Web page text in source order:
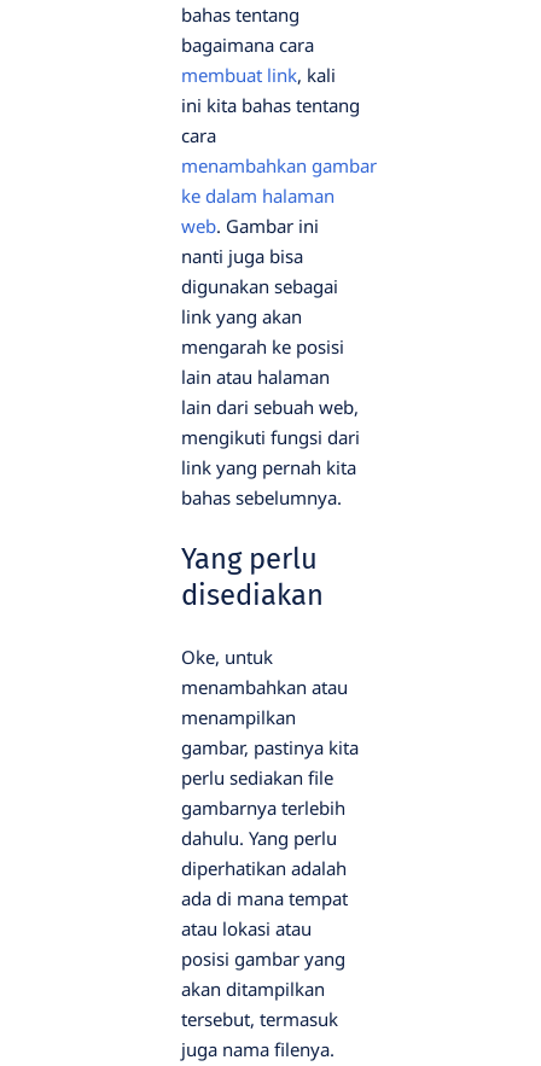
bahas tentang
bagaimana cara
membuat link, kali
ini kita bahas tentang
cara
menambahkan gambar
ke dalam halaman
web. Gambar ini
nanti juga bisa
digunakan sebagai
link yang akan
mengarah ke posisi
lain atau halaman
lain dari sebuah web,
mengikuti fungsi dari
link yang pernah kita
bahas sebelumnya.
Yang perlu
disediakan
Oke, untuk
menambahkan atau
menampilkan
gambar, pastinya kita
perlu sediakan file
gambarnya terlebih
dahulu. Yang perlu
diperhatikan adalah
ada di mana tempat
atau lokasi atau
posisi gambar yang
akan ditampilkan
tersebut, termasuk
juga nama filenya.